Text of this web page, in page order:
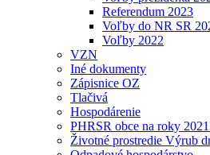
Referendum 2023
Voľby do NR SR
Voľby 2022
VZN
Iné dokumenty
Zápisnice OZ
Tlačivá
Hospodárenie
PHRSR obce na roky
Životné prostredie Výrub